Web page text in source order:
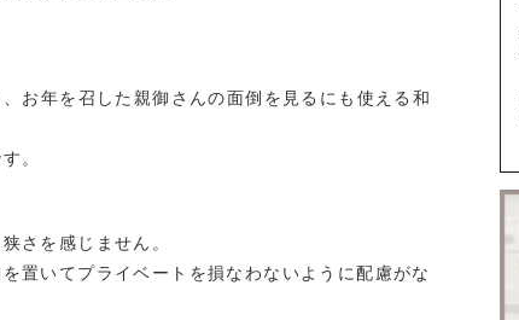
お年を召した親御さんの面倒を見るにも使える和
。
さを感じません。
置いてプライベートを損なわないように配慮がな